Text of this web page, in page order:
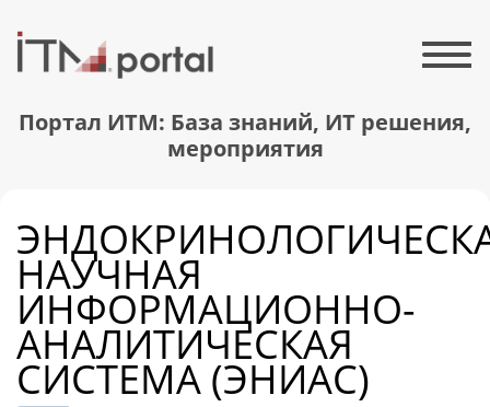
Портал ИТМ: База знаний, ИТ решения,
мероприятия
НАУЧНАЯ
ИНФОРМАЦИОННО-
АНАЛИТИЧЕСКАЯ
СИСТЕМА (ЭНИАС)